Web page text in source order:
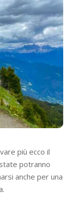
più ecco il
potranno
anche per una